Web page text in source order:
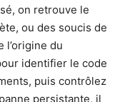
on retrouve le
ou des soucis de
l’origine du
identifier le code
puis contrôlez
persistante, il